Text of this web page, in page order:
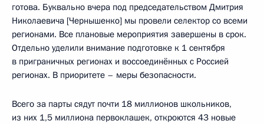
готова. Буквально вчера под председательством Дмитрия
Николаевича [Чернышенко] мы провели селектор со всеми
регионами. Все плановые мероприятия завершены в срок.
Отдельно уделили внимание подготовке к 1 сентября
в приграничных регионах и воссоединённых с Россией
регионах. В приоритете – меры безопасности.
Всего за парты сядут почти 18 миллионов школьников,
из них 1,5 миллиона первоклашек, откроются 43 новые